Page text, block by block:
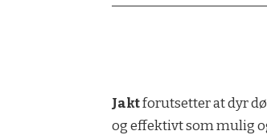
Jaktforutsetter at dyr
og effektivt som mulig